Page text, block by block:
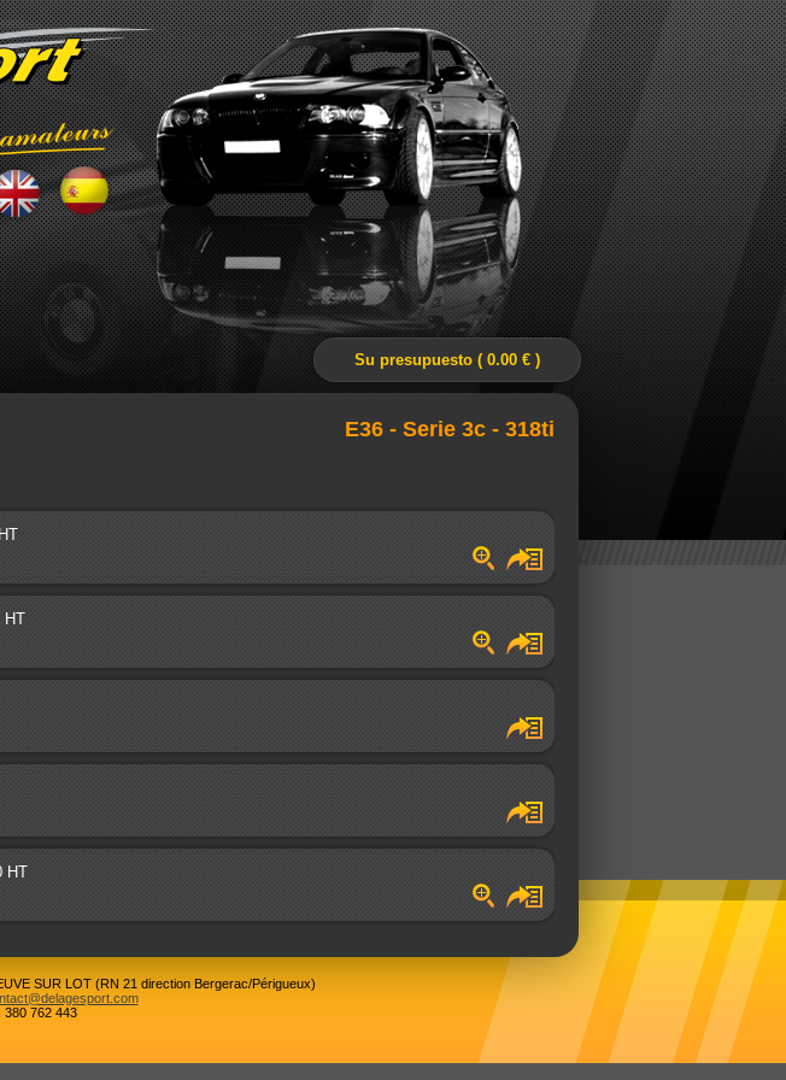
E36 - Serie 3c - 318ti
Su presupuesto ( 0.00 € )
HT
HT
SUR LOT (RN 21 direction Bergerac/Périgueux)
380 762 443